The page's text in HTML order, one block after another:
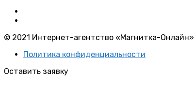
© 2021 Интернет-агентство «Магнитка-Онлайн»
Политика конфиденциальности
Оставить заявку